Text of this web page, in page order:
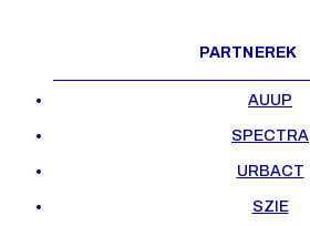
PARTNEREK
AUUP
SPECTRA
URBACT
SZIE